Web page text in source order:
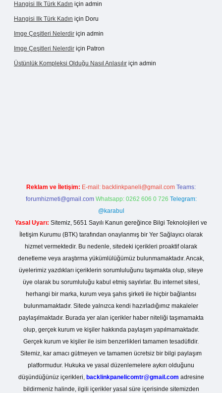
Hangisi Ilk Türk Kadın için admin
Hangisi Ilk Türk Kadın için Doru
Imge Çeşitleri Nelerdir için admin
Imge Çeşitleri Nelerdir için Patron
Üstünlük Kompleksi Olduğu Nasıl Anlaşılır için admin
Reklam ve İletişim: E-mail: backlinkpaneli@gmail.com Teams:
forumhizmeti@gmail.com Whatsapp: 0262 606 0 726 Telegram:
@karabul
Yasal Uyarı: Sitemiz, 5651 Sayılı Kanun gereğince Bilgi Teknolojileri ve
İletişim Kurumu (BTK) tarafından onaylanmış bir Yer Sağlayıcı olarak
hizmet vermektedir. Bu nedenle, sitedeki içerikleri proaktif olarak
denetleme veya araştırma yükümlülüğümüz bulunmamaktadır. Ancak,
üyelerimiz yazdıkları içeriklerin sorumluluğunu taşımakta olup, siteye
üye olarak bu sorumluluğu kabul etmiş sayılırlar. Bu internet sitesi,
herhangi bir marka, kurum veya şahıs şirketi ile hiçbir bağlantısı
bulunmamaktadır. Sitede yalnızca kendi hazırladığımız makaleler
paylaşılmaktadır. Burada yer alan içerikler haber niteliği taşımamakta
olup, gerçek kurum ve kişiler hakkında paylaşım yapılmamaktadır.
Gerçek kurum ve kişiler ile isim benzerlikleri tamamen tesadüfidir.
Sitemiz, kar amacı gütmeyen ve tamamen ücretsiz bir bilgi paylaşım
platformudur. Hukuka ve yasal düzenlemelere aykırı olduğunu
düşündüğünüz içerikleri, backlinkpanelicomtr@gmail.com adresine
bildirmeniz halinde, ilgili içerikler yasal süre içerisinde sitemizden